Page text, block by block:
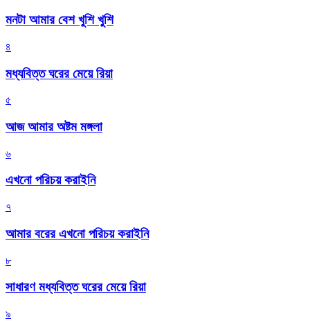
মনটা আমার বেশ খুশি খুশি
৪
মধ্যবিত্ত ঘরের মেয়ে রিয়া
৫
আজ আমার অষ্টম মঙ্গলা
৬
এখনো পরিচয় করাইনি
৭
আমার বরের এখনো পরিচয় করাইনি
৮
সাধারণ মধ্যবিত্ত ঘরের মেয়ে রিয়া
৯